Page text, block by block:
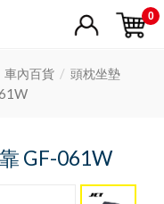
0
車內百貨 頭枕坐墊
GF-061W